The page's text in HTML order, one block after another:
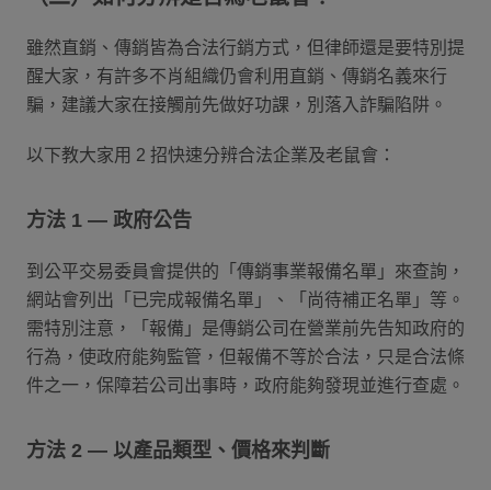
雖然直銷、傳銷皆為合法行銷方式，但律師還是要特別提
醒大家，有許多不肖組織仍會利用直銷、傳銷名義來行
騙，建議大家在接觸前先做好功課，別落入詐騙陷阱。
以下教大家用 2 招快速分辨合法企業及老鼠會：
方法 1 — 政府公告
到公平交易委員會提供的「傳銷事業報備名單」來查詢，
網站會列出「已完成報備名單」、「尚待補正名單」等。
需特別注意，「報備」是傳銷公司在營業前先告知政府的
行為，使政府能夠監管，但報備不等於合法，只是合法條
件之一，保障若公司出事時，政府能夠發現並進行查處。
方法 2 — 以產品類型、價格來判斷